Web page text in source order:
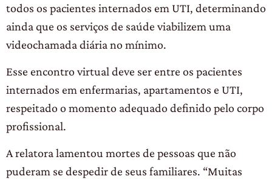
todos os pacientes internados em UTI, determinando
ainda que os serviços de saúde viabilizem uma
videochamada diária no mínimo.
Esse encontro virtual deve ser entre os pacientes
internados em enfermarias, apartamentos e UTI,
respeitado o momento adequado definido pelo corpo
profissional.
A relatora lamentou mortes de pessoas que não
puderam se despedir de seus familiares. “Muitas